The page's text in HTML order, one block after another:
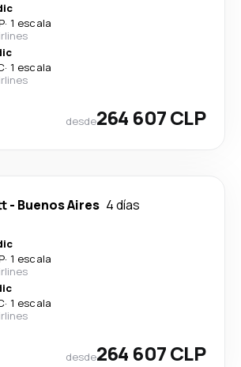
· 1 escala
· 1 escala
desde264 607 CLP
- Buenos Aires 4 días
· 1 escala
· 1 escala
desde264 607 CLP